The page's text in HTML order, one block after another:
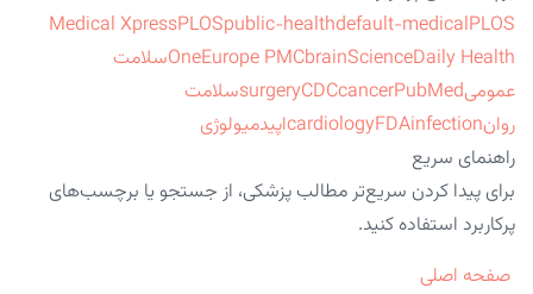
Medical XpressPLOSpublic-healthdefault-medicalPLOS
OneEurope PMCbrainScienceDaily Health
سلامت
عمومی
surgeryCDCcancerPubMed
سلامت
روان
cardiologyFDAinfection
اپیدمیولوژی
راهنمای سریع
برای پیدا کردن سریع‌تر مطالب پزشکی، از جستجو یا برچسب‌های
پرکاربرد استفاده کنید.
صفحه اصلی